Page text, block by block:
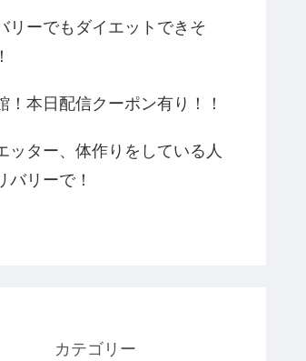
リーでもダイエットできそ
！本日配信クーポン有り！！
ッター、体作りをしている人
バリーで！
カテゴリー